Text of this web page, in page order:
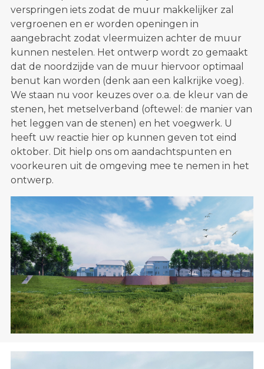
verspringen iets zodat de muur makkelijker zal
vergroenen en er worden openingen in
aangebracht zodat vleermuizen achter de muur
kunnen nestelen. Het ontwerp wordt zo gemaakt
dat de noordzijde van de muur hiervoor optimaal
benut kan worden (denk aan een kalkrijke voeg).
We staan nu voor keuzes over o.a. de kleur van de
stenen, het metselverband (oftewel: de manier van
het leggen van de stenen) en het voegwerk. U
heeft uw reactie hier op kunnen geven tot eind
oktober. Dit hielp ons om aandachtspunten en
voorkeuren uit de omgeving mee te nemen in het
ontwerp.